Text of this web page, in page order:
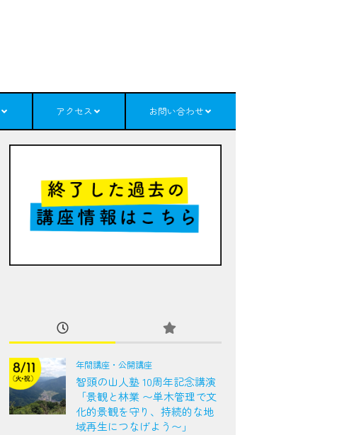
アクセス お問い合わせ
年間講座・公開講座
智頭の山人塾 10周年記念講演
「景観と林業 〜単木管理で文
化的景観を守り、持続的な地
域再生につなげよう〜」